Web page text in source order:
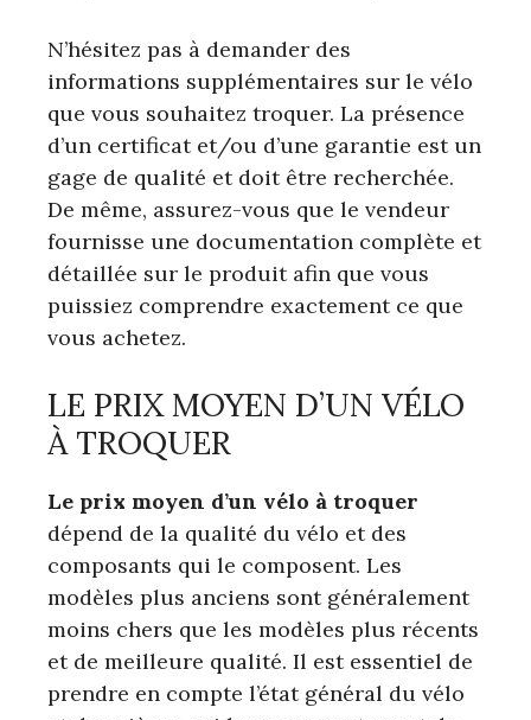
N’hésitez pas à demander des
informations supplémentaires sur le vélo
que vous souhaitez troquer. La présence
d’un certificat et/ou d’une garantie est un
gage de qualité et doit être recherchée.
De même, assurez-vous que le vendeur
fournisse une documentation complète et
détaillée sur le produit afin que vous
puissiez comprendre exactement ce que
vous achetez.
LE PRIX MOYEN D’UN VÉLO
À TROQUER
Le prix moyen d’un vélo à troquer
dépend de la qualité du vélo et des
composants qui le composent. Les
modèles plus anciens sont généralement
moins chers que les modèles plus récents
et de meilleure qualité. Il est essentiel de
prendre en compte l’état général du vélo